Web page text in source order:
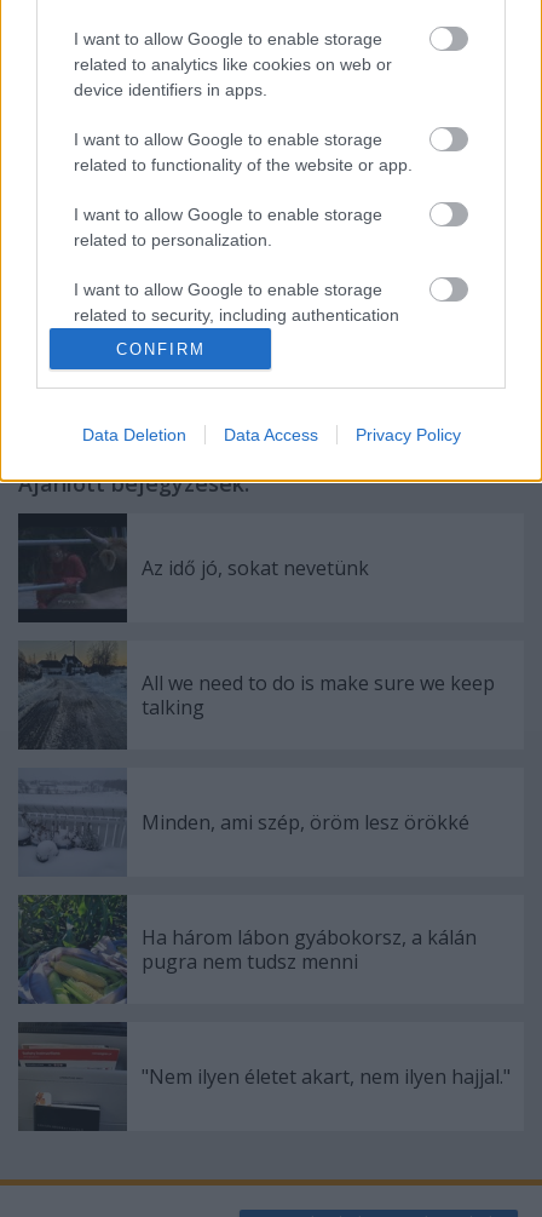
I want to allow Google to enable storage
related to analytics like cookies on web or
device identifiers in apps.
I want to allow Google to enable storage
related to functionality of the website or app.
I want to allow Google to enable storage
related to personalization.
I want to allow Google to enable storage
related to security, including authentication
functionality and fraud prevention, and other
user protection.
CONFIRM
Data Deletion Data Access Privacy Policy
vásárlás könyv
Ajánlott bejegyzések:
Az idő jó, sokat nevetünk
All we need to do is make sure we keep
talking
Minden, ami szép, öröm lesz örökké
Ha három lábon gyábokorsz, a kálán
pugra nem tudsz menni
"Nem ilyen életet akart, nem ilyen hajjal."